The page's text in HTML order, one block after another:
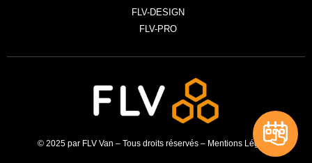
FLV-DESIGN
FLV-PRO
© 2025 par FLV Van – Tous droits réservés – Mentions Légales